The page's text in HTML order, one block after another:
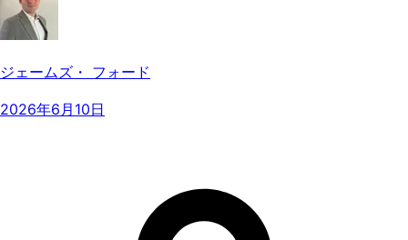
ジェームズ・ フォード
2026年6月10日